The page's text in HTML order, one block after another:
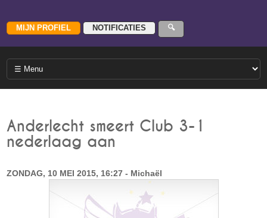
Anderlecht smeert Club 3-1
nederlaag aan
ZONDAG, 10 MEI 2015, 16:27 - Michaël